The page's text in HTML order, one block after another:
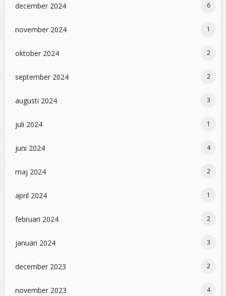
december 2024 6
november 2024 1
oktober 2024 2
september 2024 2
augusti 2024 3
juli 2024 1
juni 2024 4
maj 2024 2
april 2024 1
februari 2024 2
januari 2024 3
december 2023 2
november 2023 4